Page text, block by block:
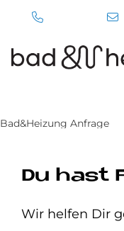
Bad&Heizung Anfrage
Du hast
Wir helfen Dir